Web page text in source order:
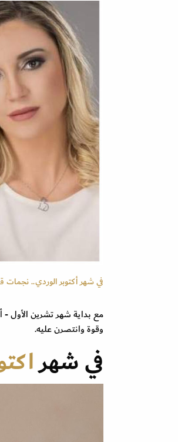
في شهر أكتوبر الوردي..
مع بداية شهر تشرين الأول -
وقوة وانتصرن عليه.
في شهر